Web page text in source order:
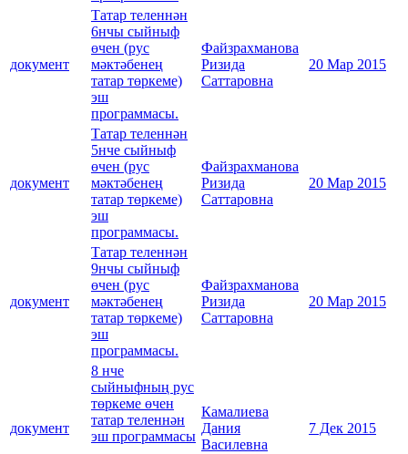
документ
Татар теленнән
6нчы сыйныф
өчен (рус
мәктәбенең
татар төркеме)
эш
программасы.
Файзрахманова
Ризида
Саттаровна
20 Мар 2015
документ
Татар теленнән
5нче сыйныф
өчен (рус
мәктәбенең
татар төркеме)
эш
программасы.
Файзрахманова
Ризида
Саттаровна
20 Мар 2015
документ
Татар теленнән
9нчы сыйныф
өчен (рус
мәктәбенең
татар төркеме)
эш
программасы.
Файзрахманова
Ризида
Саттаровна
20 Мар 2015
документ
8 нче
сыйныфның рус
төркеме өчен
татар теленнән
эш программасы
Камалиева
Дания
Василевна
7 Дек 2015